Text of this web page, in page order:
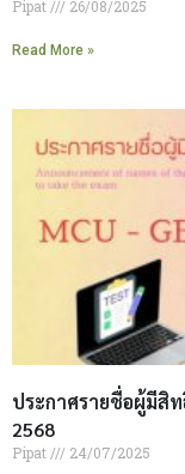
Pipat 26/08/2025
Read More »
ประกาศรายชื่อผู้มีสิท
2568
Pipat 24/07/2025